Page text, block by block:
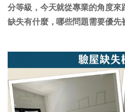
分等級，今天就從專業的角度來
缺失有什麼，哪些問題需要優先